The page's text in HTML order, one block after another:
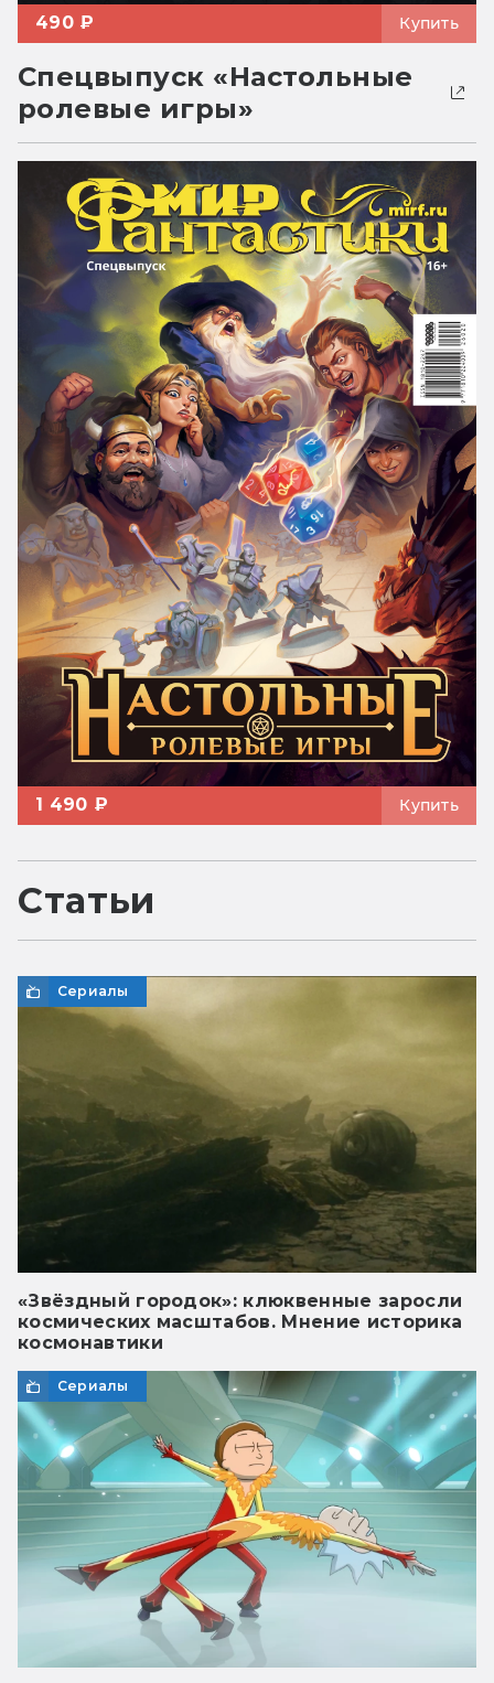
490 ₽ Купить
Спецвыпуск «Настольные
ролевые игры»
1 490 ₽ Купить
Статьи
Сериалы
«Звёздный городок»: клюквенные заросли
космических масштабов. Мнение историка
космонавтики
Сериалы